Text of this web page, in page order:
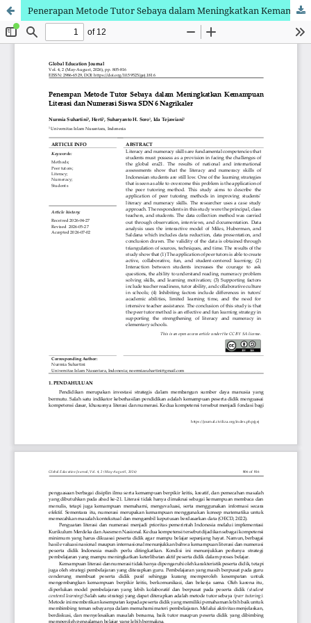
Penerapan Metode Tutor Sebaya dalam Meningkatkan Kemampuan Literasi dan Numerasi Siswa SDN 6 Nagrikaler